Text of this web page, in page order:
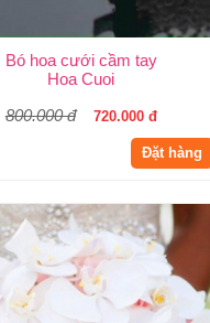
Bó hoa cưới cầm tay
Hoa Cuoi
800.000 đ
720.000 đ
Đặt hàng